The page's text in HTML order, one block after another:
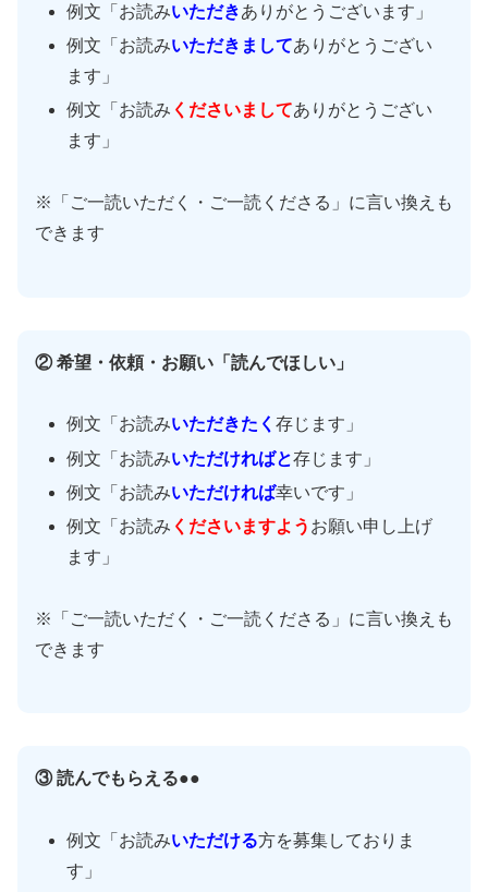
例文「お読みいただきありがとうございます」
例文「お読みいただきましてありがとうござい
ます」
例文「お読み くださいましてありがとうござい
ます」
※「ご一読いただく・ご一読くださる」に言い換えも
できます
② 希望・依頼・お願い「読んでほしい」
例文「お読みいただきたく存じます」
例文「お読みいただければと存じます」
例文「お読みいただければ幸いです」
例文「お読み くださいますよう お願い申し上げ
ます」
※「ご一読いただく・ご一読くださる」に言い換えも
できます
③ 読んでもらえる●●
例文「お読みいただける方を募集しておりま
す」